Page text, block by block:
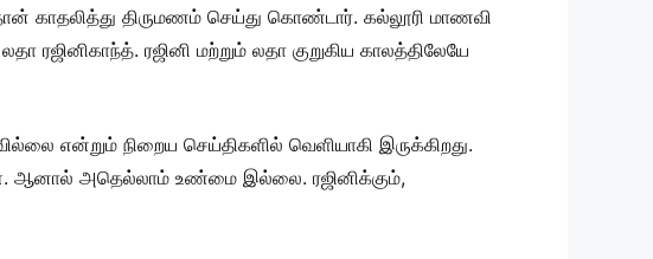
தான் காதலித்து திருமணம் செய்து கொண்டார். கல்லூரி மாணவி
ரஜினிகாந்த். ரஜினி மற்றும் லதா குறுகிய காலத்திலேயே
என்றும் நிறைய செய்திகளில் வெளியாகி இருக்கிறது.
ஆனால் அதெல்லாம் உண்மை இல்லை. ரஜினிக்கும்,